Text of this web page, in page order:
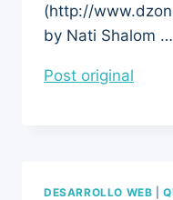
(http://
by Nati Shalom …
Post original
DESARROLLO WEB |